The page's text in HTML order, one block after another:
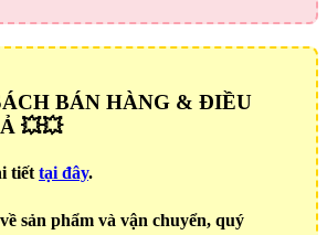
BÁN HÀNG & ĐIỀU
💥💥
tiết tại đây.
sản phẩm và vận chuyển, quý